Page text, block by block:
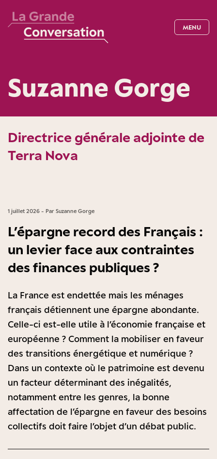
MENU
Suzanne Gorge
Directrice générale adjointe de
Terra Nova
1 juillet 2026 - Par Suzanne Gorge
L’épargne record des Français :
un levier face aux contraintes
des finances publiques ?
La France est endettée mais les ménages
français détiennent une épargne abondante.
Celle-ci est-elle utile à l’économie française et
européenne ? Comment la mobiliser en faveur
des transitions énergétique et numérique ?
Dans un contexte où le patrimoine est devenu
un facteur déterminant des inégalités,
notamment entre les genres, la bonne
affectation de l’épargne en faveur des besoins
collectifs doit faire l’objet d’un débat public.